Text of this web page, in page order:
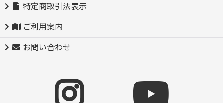
特定商取引法表示
ご利用案内
お問い合わせ